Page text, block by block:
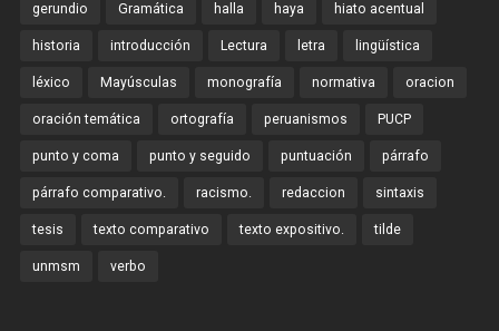
gerundio Gramática halla haya hiato acentual
historia introducción Lectura letra lingüística
léxico Mayúsculas monografía normativa oracion
oración temática ortografía peruanismos PUCP
punto y coma punto y seguido puntuación párrafo
párrafo comparativo. racismo. redaccion sintaxis
tesis texto comparativo texto expositivo. tilde
unmsm verbo